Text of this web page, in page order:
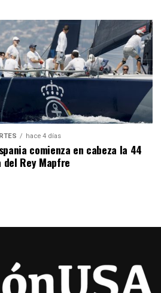
hace 4 días
comienza en cabeza la 44
del Rey Mapfre